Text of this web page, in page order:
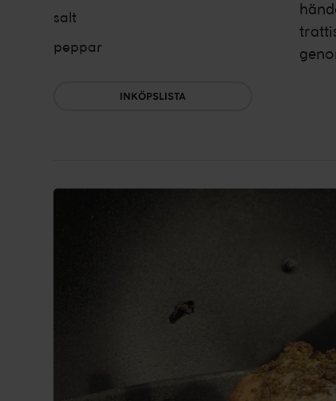
salt
peppar
INKÖPSLISTA